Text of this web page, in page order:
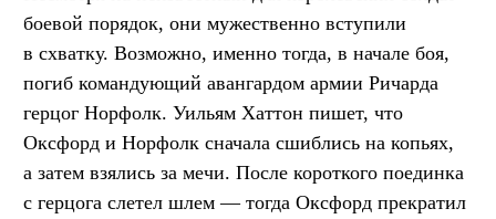
боевой порядок, они мужественно вступили
в схватку. Возможно, именно тогда, в начале боя,
погиб командующий авангардом армии Ричарда
герцог Норфолк. Уильям Хаттон пишет, что
Оксфорд и Норфолк сначала сшиблись на копьях,
а затем взялись за мечи. После короткого поединка
с герцога слетел шлем — тогда Оксфорд прекратил